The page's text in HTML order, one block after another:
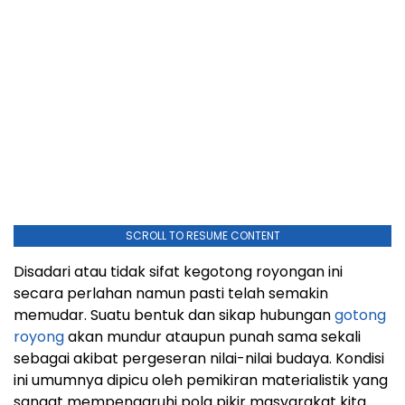
SCROLL TO RESUME CONTENT
Disadari atau tidak sifat kegotong royongan ini
secara perlahan namun pasti telah semakin
memudar. Suatu bentuk dan sikap hubungangotong
royongakan mundur ataupun punah sama sekali
sebagai akibat pergeseran nilai-nilai budaya. Kondisi
ini umumnya dipicu oleh pemikiran materialistik yang